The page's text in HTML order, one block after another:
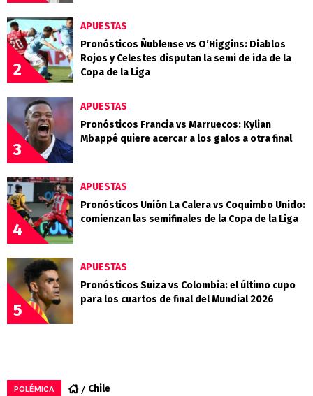
2
APUESTAS
Pronósticos Ñublense vs O’Higgins: Diablos
Rojos y Celestes disputan la semi de ida de la
Copa de la Liga
3
APUESTAS
Pronósticos Francia vs Marruecos: Kylian
Mbappé quiere acercar a los galos a otra final
4
APUESTAS
Pronósticos Unión La Calera vs Coquimbo Unido:
comienzan las semifinales de la Copa de la Liga
5
APUESTAS
Pronósticos Suiza vs Colombia: el último cupo
para los cuartos de final del Mundial 2026
POLÉMICA Chile